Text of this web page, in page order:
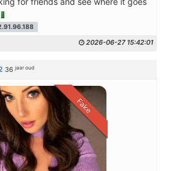
2026-06-27 15:42:01
36jaar oud
Fake